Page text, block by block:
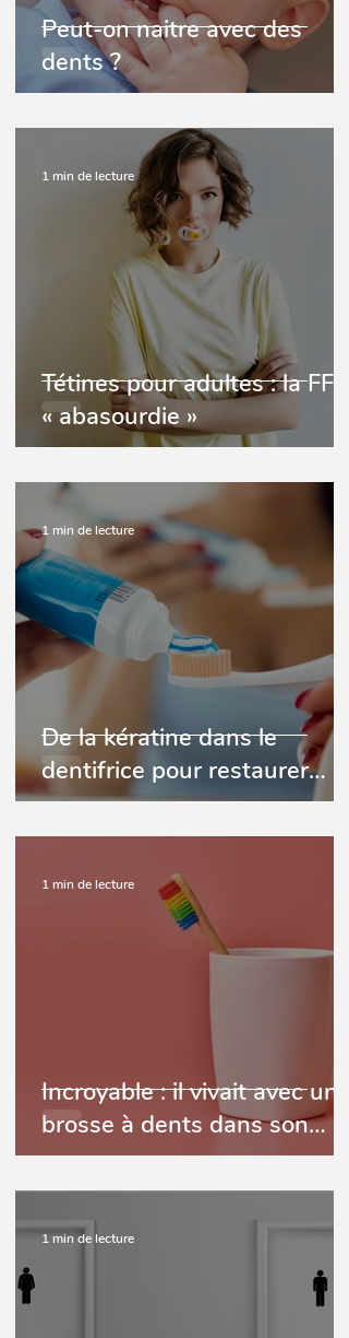
Peut-on naitre avec des
dents ?
Tétines pour adultes : la FFO
« abasourdie »
1 min de lecture
De la kératine dans le
dentifrice pour restaurer
l’émail des dents
1 min de lecture
Incroyable : il vivait avec une
brosse à dents dans son
intestin depuis 52 ans !
1 min de lecture
1 min de lecture